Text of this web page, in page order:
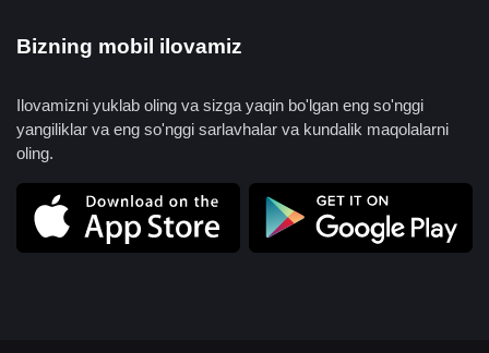
Bizning mobil ilovamiz
Ilovamizni yuklab oling va sizga yaqin bo'lgan eng so'nggi
yangiliklar va eng so'nggi sarlavhalar va kundalik maqolalarni
oling.